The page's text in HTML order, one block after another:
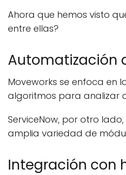
Ahora que hemos visto
entre ellas?
Automatización
Moveworks se enfoca en
algoritmos para analizar
ServiceNow, por otro
amplia variedad de
Integración con